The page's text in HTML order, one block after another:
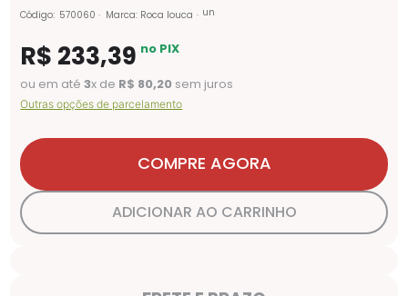
Código: 570060 Marca: Roca louca un
R$ 233,39 no PIX
ou em até3x de R$ 80,20 sem juros
Outras opções de parcelamento
COMPRE AGORA
ADICIONAR AO CARRINHO